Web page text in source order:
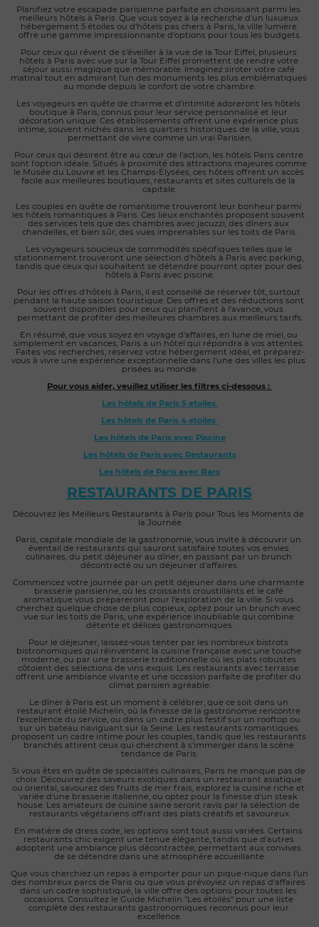
Planifiez votre escapade parisienne parfaite en choisissant parmi les
meilleurs hôtels à Paris. Que vous soyez à la recherche d'un luxueux
hébergement 5 étoiles ou d'hôtels pas chers à Paris, la ville lumière
offre une gamme impressionnante d'options pour tous les budgets.
Pour ceux qui rêvent de s'éveiller à la vue de la Tour Eiffel, plusieurs
hôtels à Paris avec vue sur la Tour Eiffel promettent de rendre votre
séjour aussi magique que mémorable. Imaginez siroter votre café
matinal tout en admirant l'un des monuments les plus emblématiques
au monde depuis le confort de votre chambre.
Les voyageurs en quête de charme et d'intimité adoreront les hôtels
boutique à Paris, connus pour leur service personnalisé et leur
décoration unique. Ces établissements offrent une expérience plus
intime, souvent nichés dans les quartiers historiques de la ville, vous
permettant de vivre comme un vrai Parisien.
Pour ceux qui désirent être au cœur de l'action, les hôtels Paris centre
sont l'option idéale. Situés à proximité des attractions majeures comme
le Musée du Louvre et les Champs-Élysées, ces hôtels offrent un accès
facile aux meilleures boutiques, restaurants et sites culturels de la
capitale.
Les couples en quête de romantisme trouveront leur bonheur parmi
les hôtels romantiques à Paris. Ces lieux enchantés proposent souvent
des services tels que des chambres avec jacuzzi, des dîners aux
chandelles, et bien sûr, des vues imprenables sur les toits de Paris.
Les voyageurs soucieux de commodités spécifiques telles que le
stationnement trouveront une sélection d'hôtels à Paris avec parking,
tandis que ceux qui souhaitent se détendre pourront opter pour des
hôtels à Paris avec piscine.
Pour les offres d'hôtels à Paris, il est conseillé de réserver tôt, surtout
pendant la haute saison touristique. Des offres et des réductions sont
souvent disponibles pour ceux qui planifient à l'avance, vous
permettant de profiter des meilleures chambres aux meilleurs tarifs.
En résumé, que vous soyez en voyage d'affaires, en lune de miel, ou
simplement en vacances, Paris a un hôtel qui répondra à vos attentes.
Faites vos recherches, réservez votre hébergement idéal, et préparez-
vous à vivre une expérience exceptionnelle dans l'une des villes les plus
prisées au monde.
Pour vous aider, veuillez utiliser les filtres ci-dessous :
Les hôtels de Paris 5 etoiles
Les hôtels de Paris 4 etoiles
Les hôtels de Paris avec Piscine
Les hôtels de Paris avec Restaurants
Les hôtels de Paris avec Bars
RESTAURANTS DE PARIS
Découvrez les Meilleurs Restaurants à Paris pour Tous les Moments de
la Journée
Paris, capitale mondiale de la gastronomie, vous invite à découvrir un
éventail de restaurants qui sauront satisfaire toutes vos envies
culinaires, du petit déjeuner au dîner, en passant par un brunch
décontracté ou un déjeuner d'affaires.
Commencez votre journée par un petit déjeuner dans une charmante
brasserie parisienne, où les croissants croustillants et le café
aromatique vous prépareront pour l'exploration de la ville. Si vous
cherchez quelque chose de plus copieux, optez pour un brunch avec
vue sur les toits de Paris, une expérience inoubliable qui combine
détente et délices gastronomiques.
Pour le déjeuner, laissez-vous tenter par les nombreux bistrots
bistronomiques qui réinventent la cuisine française avec une touche
moderne, ou par une brasserie traditionnelle où les plats robustes
côtoient des sélections de vins exquis. Les restaurants avec terrasse
offrent une ambiance vivante et une occasion parfaite de profiter du
climat parisien agréable.
Le dîner à Paris est un moment à célébrer, que ce soit dans un
restaurant étoilé Michelin, où la finesse de la gastronomie rencontre
l'excellence du service, ou dans un cadre plus festif sur un rooftop ou
sur un bateau naviguant sur la Seine. Les restaurants romantiques
proposent un cadre intime pour les couples, tandis que les restaurants
branchés attirent ceux qui cherchent à s'immerger dans la scène
tendance de Paris.
Si vous êtes en quête de spécialités culinaires, Paris ne manque pas de
choix. Découvrez des saveurs exotiques dans un restaurant asiatique
ou oriental, savourez des fruits de mer frais, explorez la cuisine riche et
variée d'une brasserie italienne, ou optez pour la finesse d'un steak
house. Les amateurs de cuisine saine seront ravis par la sélection de
restaurants végétariens offrant des plats créatifs et savoureux.
En matière de dress code, les options sont tout aussi variées. Certains
restaurants chic exigent une tenue élégante, tandis que d'autres
adoptent une ambiance plus décontractée, permettant aux convives
de se détendre dans une atmosphère accueillante.
Que vous cherchiez un repas à emporter pour un pique-nique dans l'un
des nombreux parcs de Paris ou que vous prévoyiez un repas d'affaires
dans un cadre sophistiqué, la ville offre des options pour toutes les
occasions. Consultez le Guide Michelin "Les étoilés" pour une liste
complète des restaurants gastronomiques reconnus pour leur
excellence.